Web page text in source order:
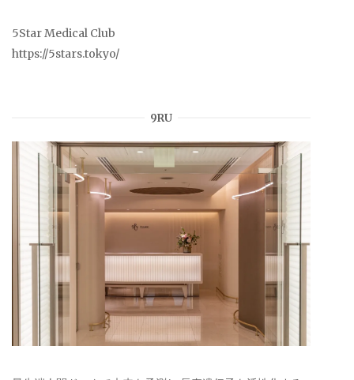
5Star Medical Club
https://5stars.tokyo/
9RU